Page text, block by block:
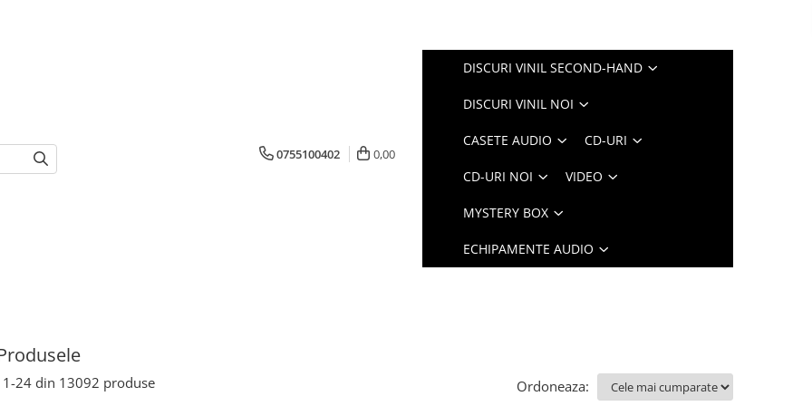
0755100402 0,00
DISCURI VINIL SECOND-HAND
DISCURI VINIL NOI
CASETE AUDIO CD-URI
CD-URI NOI VIDEO
MYSTERY BOX
ECHIPAMENTE AUDIO
1-24 din 13092 produse Ordoneaza: